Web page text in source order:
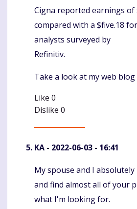
Komentaras
Cigna reported earnings of
compared with a $five.18
analysts surveyed by
Refinitiv.
Take a look at my web blog
Like 0
Dislike 0
KA - 2022-06-03 - 16:41
Komentaras
My spouse and I
and find almost all of your
what I'm looking for.